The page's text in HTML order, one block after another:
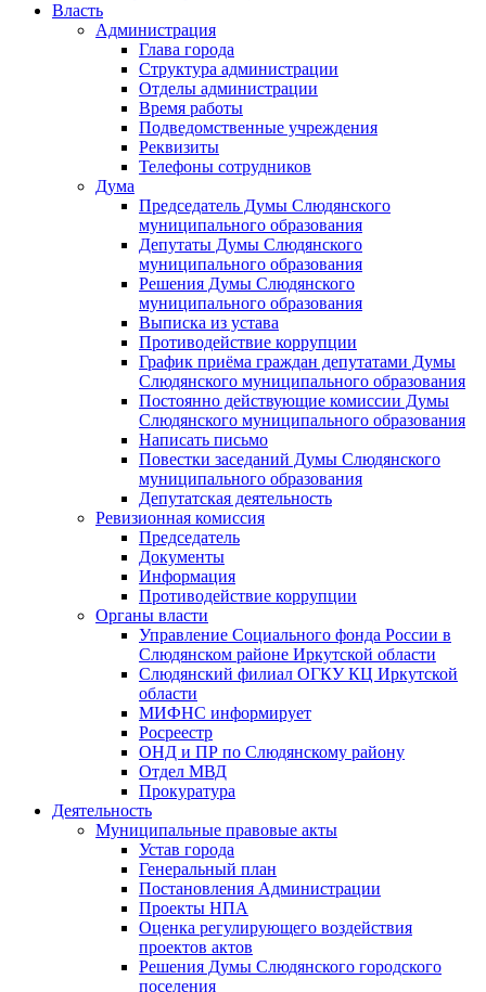
Власть
Администрация
Глава города
Структура администрации
Отделы администрации
Время работы
Подведомственные учреждения
Реквизиты
Телефоны сотрудников
Дума
Председатель Думы Слюдянского
муниципального образования
Депутаты Думы Слюдянского
муниципального образования
Решения Думы Слюдянского
муниципального образования
Выписка из устава
Противодействие коррупции
График приёма граждан депутатами Думы
Слюдянского муниципального образования
Постоянно действующие комиссии Думы
Слюдянского муниципального образования
Написать письмо
Повестки заседаний Думы Слюдянского
муниципального образования
Депутатская деятельность
Ревизионная комиссия
Председатель
Документы
Информация
Противодействие коррупции
Органы власти
Управление Социального фонда России в
Слюдянском районе Иркутской области
Слюдянский филиал ОГКУ КЦ Иркутской
области
МИФНС информирует
Росреестр
ОНД и ПР по Слюдянскому району
Отдел МВД
Прокуратура
Деятельность
Муниципальные правовые акты
Устав города
Генеральный план
Постановления Администрации
Проекты НПА
Оценка регулирующего воздействия
проектов актов
Решения Думы Слюдянского городского
поселения